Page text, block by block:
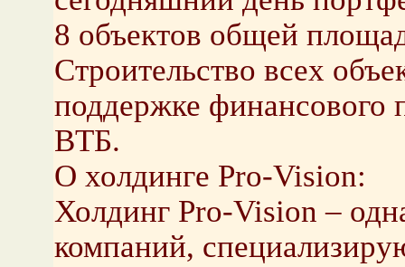
8 объектов общей
Строительство всех
поддержке
ВТБ.
О холдинге Pro-Vision:
Холдинг Pro-Vision –
компаний,